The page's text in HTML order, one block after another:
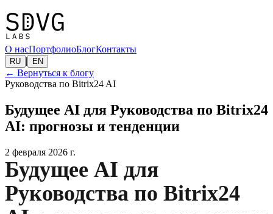
О насПортфолиоБлогКонтакты
RU | EN
← Вернуться к блогу
Руководства по Bitrix24 AI
Будущее AI для Руководства по Bitrix24
AI: прогнозы и тенденции
2 февраля 2026 г.
Будущее AI для
Руководства по Bitrix24